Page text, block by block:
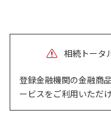
相続トータ
登録金融機関の金融商
ービスをご利用いただ